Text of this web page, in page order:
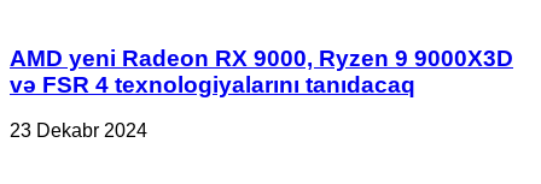
AMD yeni Radeon RX 9000, Ryzen 9 9000X3D
və FSR 4 texnologiyalarını tanıdacaq
23 Dekabr 2024